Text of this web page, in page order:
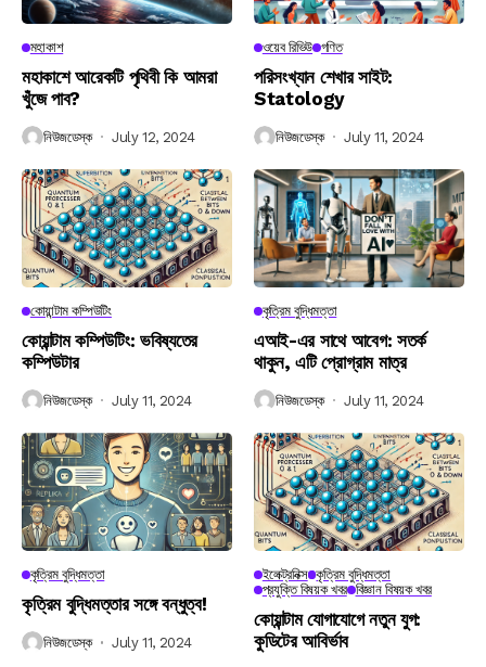
মহাকাশ
মহাকাশে আরেকটি পৃথিবী কি আমরা
খুঁজে পাব?
নিউজডেস্ক July 12, 2024
ওয়েব রিভিউ গণিত
পরিসংখ্যান শেখার সাইট:
Statology
নিউজডেস্ক July 11, 2024
কোয়ান্টাম কম্পিউটিং
কোয়ান্টাম কম্পিউটিং: ভবিষ্যতের
কম্পিউটার
নিউজডেস্ক July 11, 2024
কৃত্রিম বুদ্ধিমত্তা
এআই-এর সাথে আবেগ: সতর্ক
থাকুন, এটি প্রোগ্রাম মাত্র
নিউজডেস্ক July 11, 2024
কৃত্রিম বুদ্ধিমত্তা
কৃত্রিম বুদ্ধিমত্তার সঙ্গে বন্ধুত্ব!
নিউজডেস্ক July 11, 2024
ইলেক্ট্রনিক্স কৃত্রিম বুদ্ধিমত্তা
প্রযুক্তি বিষয়ক খবর বিজ্ঞান বিষয়ক খবর
কোয়ান্টাম যোগাযোগে নতুন যুগ:
কুডিটের আবির্ভাব